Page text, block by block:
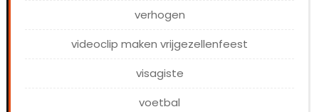
verhogen
videoclip maken vrijgezellenfeest
visagiste
voetbal